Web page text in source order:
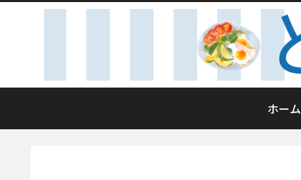
ホーム